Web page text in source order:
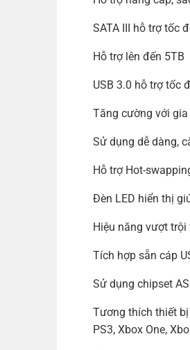
SATA III hỗ trợ tốc
Hỗ trợ lên đến 5TB
USB 3.0 hỗ trợ tốc
Tăng cường với
Sử dụng dễ dàng,
Hỗ trợ Hot-
Đèn LED hiển thị
Hiệu năng vượt
Tích hợp sẵn cáp
Sử dụng chipset
Tương thích thiết
PS3, Xbox One,